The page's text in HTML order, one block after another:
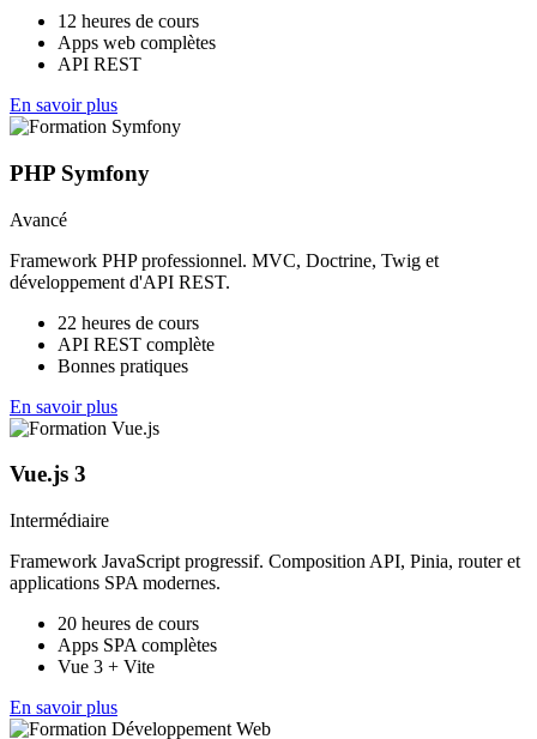
12 heures de cours
Apps web complètes
API REST
En savoir plus
PHP Symfony
Avancé
Framework PHP professionnel. MVC, Doctrine, Twig et
développement d'API REST.
22 heures de cours
API REST complète
Bonnes pratiques
En savoir plus
Vue.js 3
Intermédiaire
Framework JavaScript progressif. Composition API, Pinia, router et
applications SPA modernes.
20 heures de cours
Apps SPA complètes
Vue 3 + Vite
En savoir plus